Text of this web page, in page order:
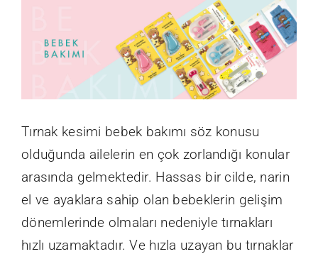
B2B GİRİŞ
Bize Ulaşın
Tırnak kesimi bebek bakımı söz konusu
olduğunda ailelerin en çok zorlandığı konular
arasında gelmektedir. Hassas bir cilde, narin
el ve ayaklara sahip olan bebeklerin gelişim
dönemlerinde olmaları nedeniyle tırnakları
hızlı uzamaktadır. Ve hızla uzayan bu tırnaklar